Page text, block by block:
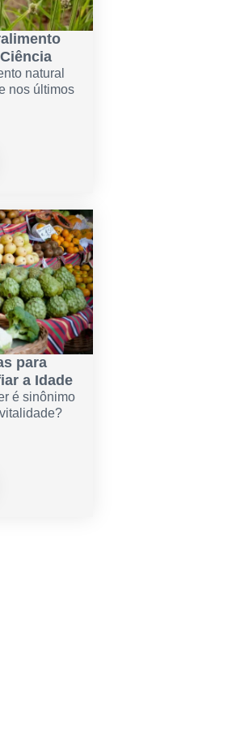
natural
nos últimos
para
a Idade
é sinônimo